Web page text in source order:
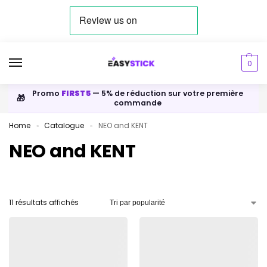
0
🎁 Promo FIRST5 — 5% de réduction sur votre première
commande
Home » Catalogue » NEO and KENT
NEO and KENT
11 résultats affichés